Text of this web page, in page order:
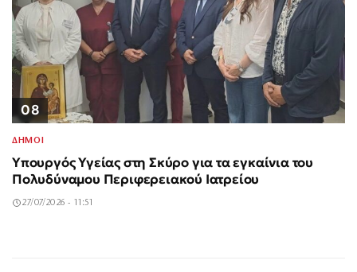
08
ΔΗΜΟΙ
Υπουργός Υγείας στη Σκύρο για τα εγκαίνια του
Πολυδύναμου Περιφερειακού Ιατρείου
27/07/2026 - 11:51